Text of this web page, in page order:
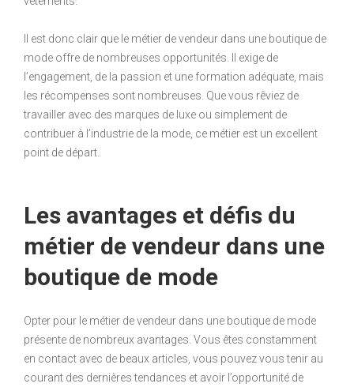
Il est donc clair que le métier de vendeur dans une boutique de
mode offre de nombreuses opportunités. Il exige de
l’engagement, de la passion et une formation adéquate, mais
les récompenses sont nombreuses. Que vous rêviez de
travailler avec des marques de luxe ou simplement de
contribuer à l’industrie de la mode, ce métier est un excellent
point de départ.
Les avantages et défis du
métier de vendeur dans une
boutique de mode
Opter pour le métier de vendeur dans une boutique de mode
présente de nombreux avantages. Vous êtes constamment
en contact avec de beaux articles, vous pouvez vous tenir au
courant des dernières tendances et avoir l’opportunité de